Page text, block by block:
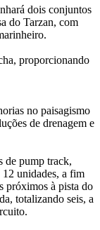
dois conjuntos
do Tarzan, com
proporcionando
no paisagismo
de drenagem e
de pump track,
12 unidades, a fim
próximos à pista do
totalizando seis, a